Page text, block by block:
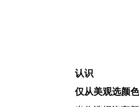
认识
仅从美观选颜色